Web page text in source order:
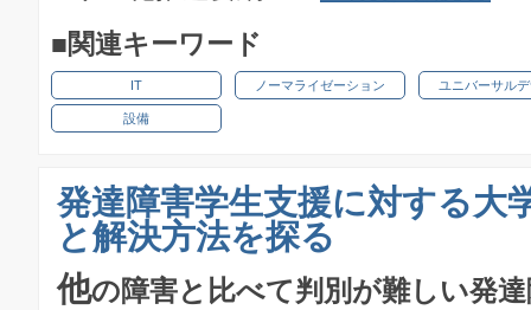
■関連キーワード
IT ノーマライゼーション ユニバーサル
設備
発達障害学生支援に対する大
と解決方法を探る
他の障害と比べて判別が難しい発